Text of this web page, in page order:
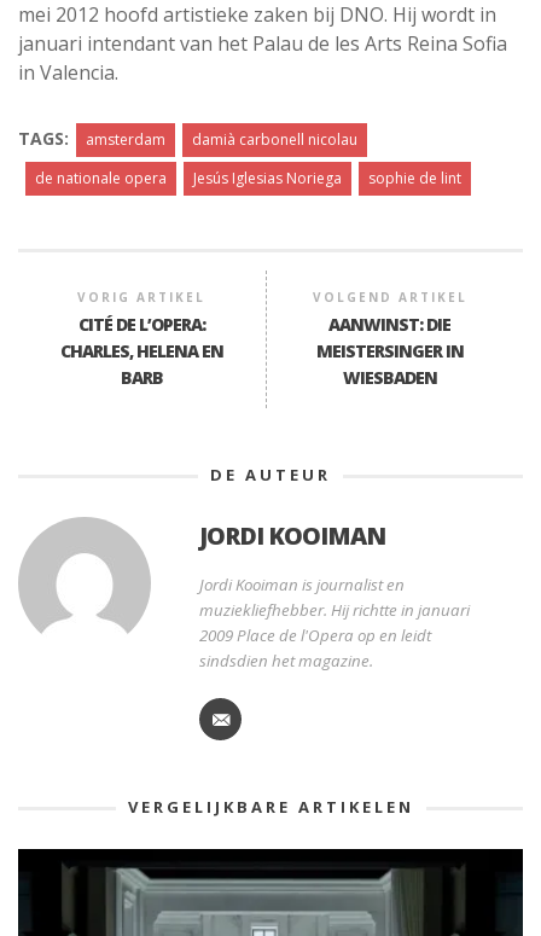
mei 2012 hoofd artistieke zaken bij DNO. Hij wordt in
januari intendant van het Palau de les Arts Reina Sofia
in Valencia.
TAGS: amsterdam
damià carbonell nicolau
de nationale opera
Jesús Iglesias Noriega sophie de lint
VORIG ARTIKEL
CITÉ DE L’OPERA:
CHARLES, HELENA EN
BARB
VOLGEND ARTIKEL
AANWINST: DIE
MEISTERSINGER IN
WIESBADEN
DE AUTEUR
JORDI KOOIMAN
Jordi Kooiman is journalist en
muziekliefhebber. Hij richtte in januari
2009 Place de l'Opera op en leidt
sindsdien het magazine.
VERGELIJKBARE ARTIKELEN